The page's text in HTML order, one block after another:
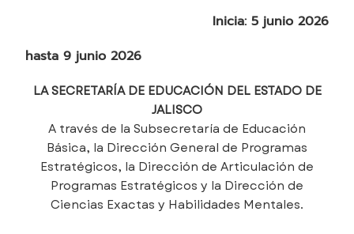
Inicia: 5 junio 2026
hasta 9 junio 2026
LA SECRETARÍA DE EDUCACIÓN DEL ESTADO DE
JALISCO
A través de la Subsecretaría de Educación
Básica, la Dirección General de Programas
Estratégicos, la Dirección de Articulación de
Programas Estratégicos y la Dirección de
Ciencias Exactas y Habilidades Mentales.